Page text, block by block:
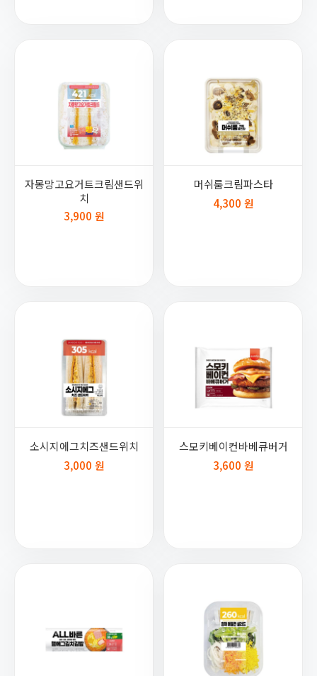
자몽망고요거트크림샌드위
치
3,900 원
머쉬룸크림파스타
4,300 원
소시지에그치즈샌드위치
3,000 원
스모키베이컨바베큐버거
3,600 원